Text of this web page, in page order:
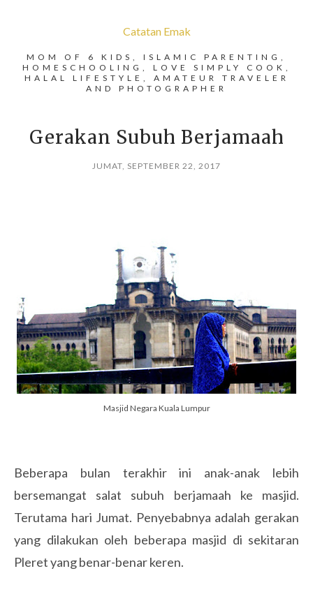
Catatan Emak
MOM OF 6 KIDS, ISLAMIC PARENTING,
HOMESCHOOLING, LOVE SIMPLY COOK,
HALAL LIFESTYLE, AMATEUR TRAVELER
AND PHOTOGRAPHER
Gerakan Subuh Berjamaah
JUMAT, SEPTEMBER 22, 2017
Masjid Negara Kuala Lumpur
Beberapa bulan terakhir ini anak-anak lebih
bersemangat salat subuh berjamaah ke masjid.
Terutama hari Jumat. Penyebabnya adalah gerakan
yang dilakukan oleh beberapa masjid di sekitaran
Pleret yang benar-benar keren.